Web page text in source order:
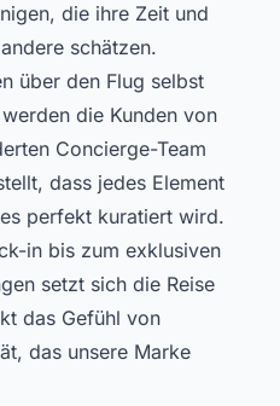
die ihre Zeit und
schätzen.
über den Flug selbst
die Kunden von
Concierge-Team
dass jedes Element
perfekt kuratiert wird.
in bis zum exklusiven
setzt sich die Reise
das Gefühl von
das unsere Marke